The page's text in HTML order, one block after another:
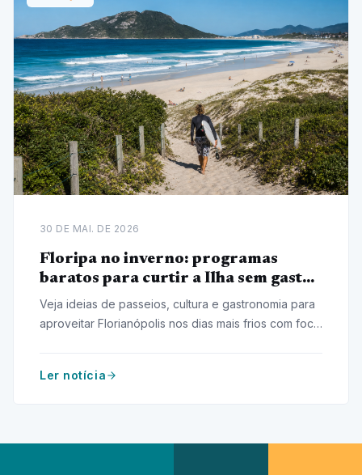
30 DE MAI. DE 2026
Floripa no inverno: programas
baratos para curtir a Ilha sem gastar
muito
Veja ideias de passeios, cultura e gastronomia para
aproveitar Florianópolis nos dias mais frios com foco
Ler notícia